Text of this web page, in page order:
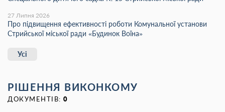
27 Липня 2026
Про підвищення ефективності роботи Комунальної установи
Стрийської міської ради «Будинок Воїна»
Усі
РІШЕННЯ ВИКОНКОМУ
ДОКУМЕНТІВ: 0